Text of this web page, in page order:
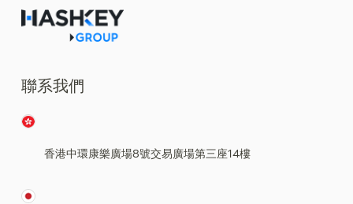
聯系我們
香港中環康樂廣場8號交易廣場第三座14樓